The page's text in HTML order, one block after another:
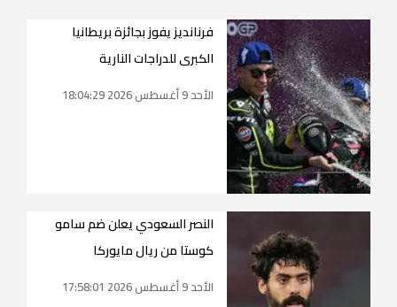
فرنانديز يفوز بجائزة بريطانيا
الكبرى للدراجات النارية
الأحد 9 أغسطس 2026 18:04:29
النصر السعودي يعلن ضم سامو
كوستا من ريال مايوركا
الأحد 9 أغسطس 2026 17:58:01